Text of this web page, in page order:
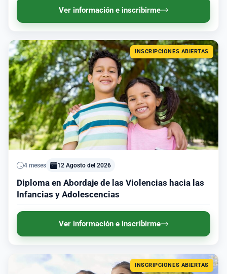
Ver información e inscribirme
INSCRIPCIONES ABIERTAS
4 meses 12 Agosto del 2026
Diploma en Abordaje de las Violencias hacia las
Infancias y Adolescencias
Ver información e inscribirme
INSCRIPCIONES ABIERTAS